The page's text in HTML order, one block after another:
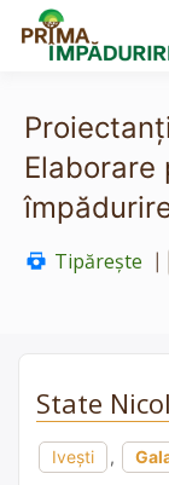
content
Tipărește
State
Ivești ,